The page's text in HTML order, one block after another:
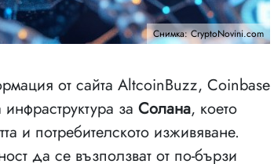
Снимка: CryptoNovini.com
от сайта AltcoinBuzz, Coinbase
за Солана, което
и потребителското изживяване.
да се възползват от по-бързи